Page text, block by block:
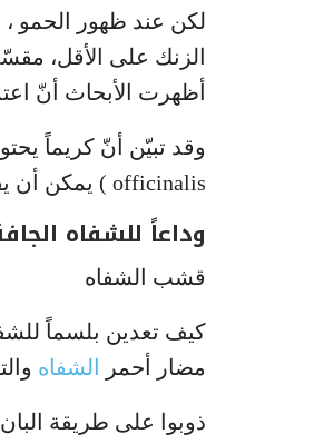
أظهرت الأبحاث أنّ
officinalis ) يمكن أن يقي من تكرر ظهور الحمو عند استخدامه خلال العدوى الأولى
وداعاً للشفاه
قشب الشفاه
كيف تعدين بلسماً
مضار أحمر
الشفاه